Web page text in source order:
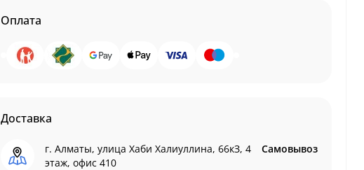
Оплата
Доставка
г. Алматы, улица Хаби Халиуллина, 66кЗ, 4
этаж, офис 410
Самовывоз